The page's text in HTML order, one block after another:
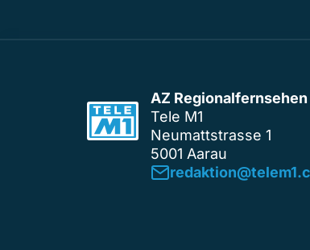
AZ Regionalfernsehen
Tele M1
Neumattstrasse 1
5001 Aarau